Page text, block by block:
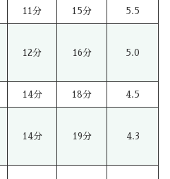
11分 15分 5.5
12分 16分 5.0
14分 18分 4.5
14分 19分 4.3